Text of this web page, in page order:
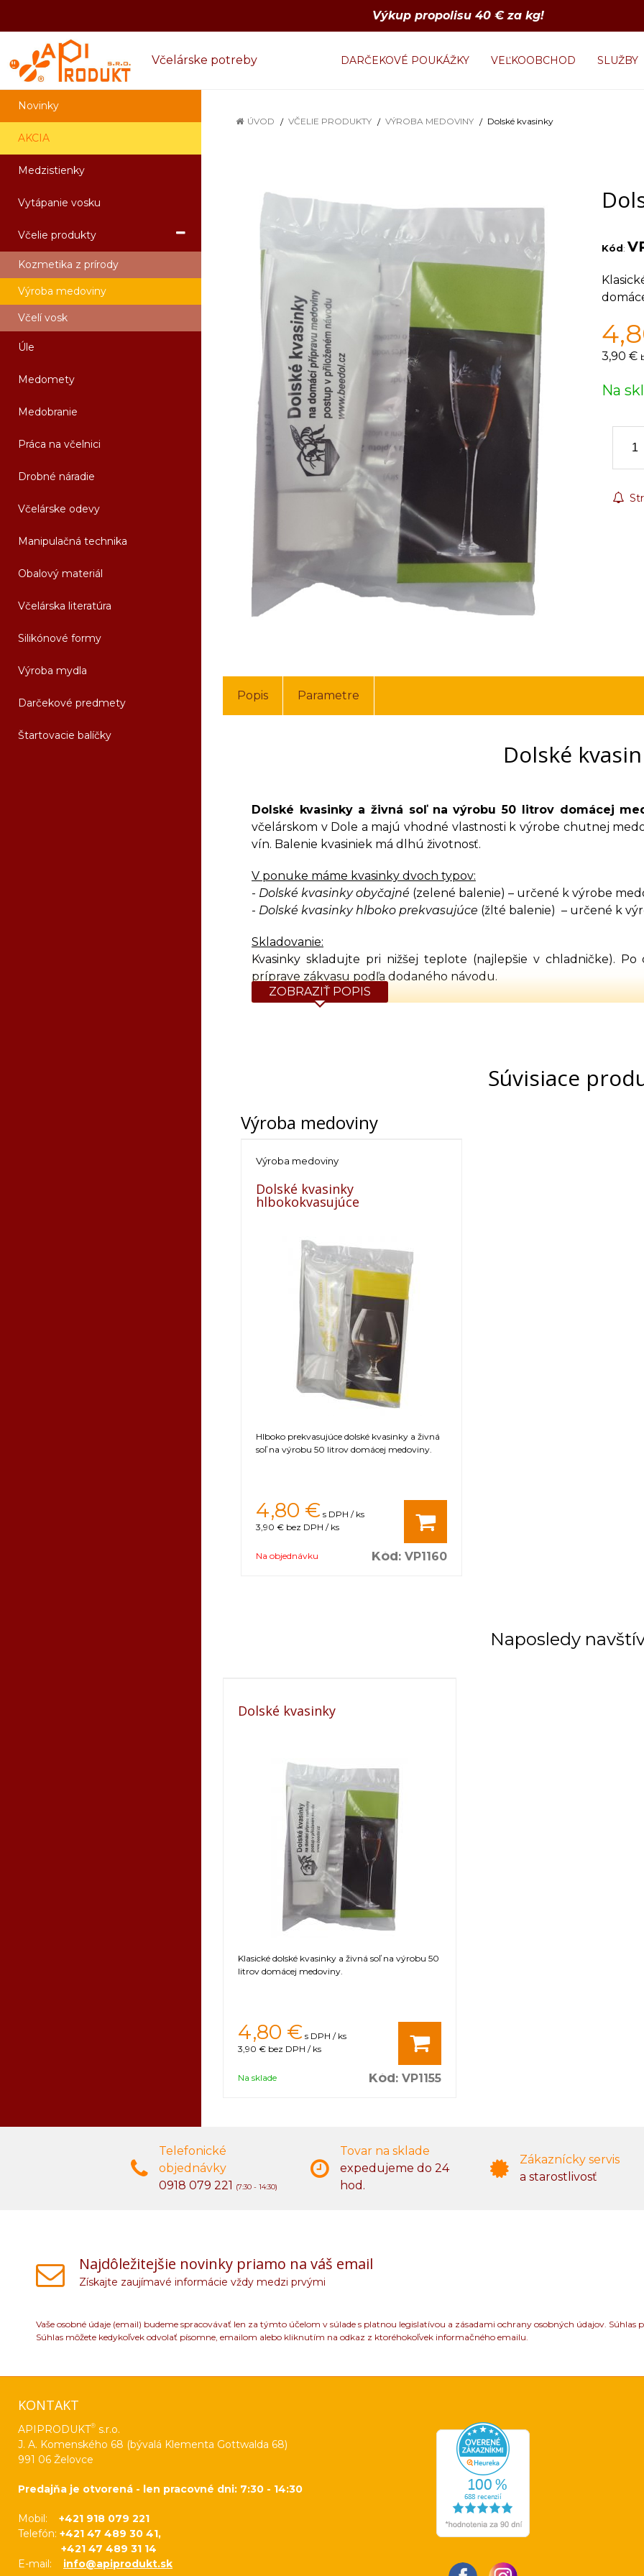
Výkup propolisu 40 € za kg!
Včelárske potreby DARČEKOVÉ POUKÁŽKY VEĽKOOBCHOD SLUŽBY
Novinky
AKCIA
Medzistienky
Vytápanie vosku
Včelie produkty
Kozmetika z prírody
Výroba medoviny
Včelí vosk
Úle
Medomety
Medobranie
Práca na včelnici
Drobné náradie
Včelárske odevy
Manipulačná technika
Obalový materiál
Včelárska literatúra
Silikónové formy
Výroba mydla
Darčekové predmety
Štartovacie balíčky
ÚVOD VČELIE PRODUKTY VÝROBA MEDOVINY Dolské kvasinky
Kód:
3,90 €
Na
Popis Parametre
Dolské
Dolské kvasinky a živná soľ na výrobu 50 litrov domácej
včelárskom v Dole a majú vhodné vlastnosti k výrobe chutnej
vín. Balenie kvasiniek má dlhú životnosť.
V ponuke máme kvasinky dvoch typov:
- Dolské kvasinky obyčajné (zelené balenie) – určené k výrobe
- Dolské kvasinky hlboko prekvasujúce (žlté balenie) – určené k
Skladovanie:
Kvasinky skladujte pri nižšej teplote (najlepšie v chladničke).
príprave zákvasu podľa dodaného návodu.
ZOBRAZIŤ POPIS
Súvisiace
Výroba medoviny
Výroba medoviny
Dolské kvasinky
hlbokokvasujúce
Hlboko prekvasujúce dolské kvasinky a živná
soľ na výrobu 50 litrov domácej medoviny.
4,80 € s DPH / ks
3,90 € bez DPH / ks
Na objednávku Kód: VP1160
Naposledy
Dolské kvasinky
Klasické dolské kvasinky a živná soľ na výrobu 50
litrov domácej medoviny.
4,80 € s DPH / ks
3,90 € bez DPH / ks
Na sklade Kód: VP1155
Telefonické
objednávky
0918 079 221 (7:30 - 14:30)
Tovar na sklade
expedujeme do 24
hod.
Zákaznícky servis
a starostlivosť
Najdôležitejšie novinky priamo na váš email
Získajte zaujímavé informácie vždy medzi prvými
Vaše osobné údaje (email) budeme spracovávať len za týmto účelom v súlade s platnou legislatívou a zásadami ochrany osobných údajov.
Súhlas môžete kedykoľvek odvolať písomne, emailom alebo kliknutím na odkaz z ktoréhokoľvek informačného emailu.
KONTAKT
APIPRODUKT® s.r.o.
J. A. Komenského 68 (bývalá Klementa Gottwalda 68)
991 06 Želovce
Predajňa je otvorená - len pracovné dni: 7:30 - 14:30
Mobil: +421 918 079 221
Telefón: +421 47 489 30 41,
+421 47 489 31 14
E-mail: info@apiprodukt.sk